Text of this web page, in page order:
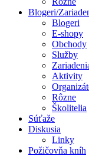
Blogeri/
Blogeri
E-shopy
Obchody
Služby
Aktivity
Rôzne
Školitelia
Súťaže
Diskusia
Linky
Požičovňa kníh